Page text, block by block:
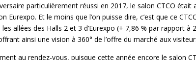
particulièrement réussi en 2017, le salon CTCO
Eurexpo. Et le moins que l’on puisse dire, c’est que ce
allées des Halls 2 et 3 d’Eurexpo (+ 7,86 % par rapport
ainsi une vision à 360° de l’offre du marché aux
au rendez-vous, puisque cette année encore le salon